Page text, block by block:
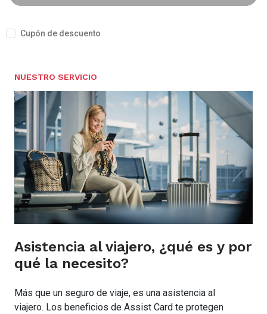
Cupón de descuento
NUESTRO SERVICIO
Asistencia al viajero, ¿qué es y por
qué la necesito?
Más que un seguro de viaje, es una asistencia al
viajero. Los beneficios de Assist Card te protegen